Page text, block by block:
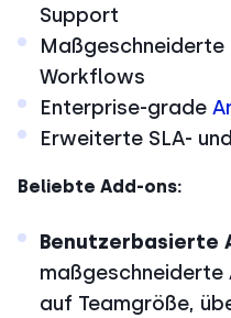
Support
Maßgeschneiderte
Workflows
Enterprise-grade
Erweiterte SLA-
Beliebte Add-ons:
Benutzerbasierte
maßgeschneiderte
auf Teamgröße,